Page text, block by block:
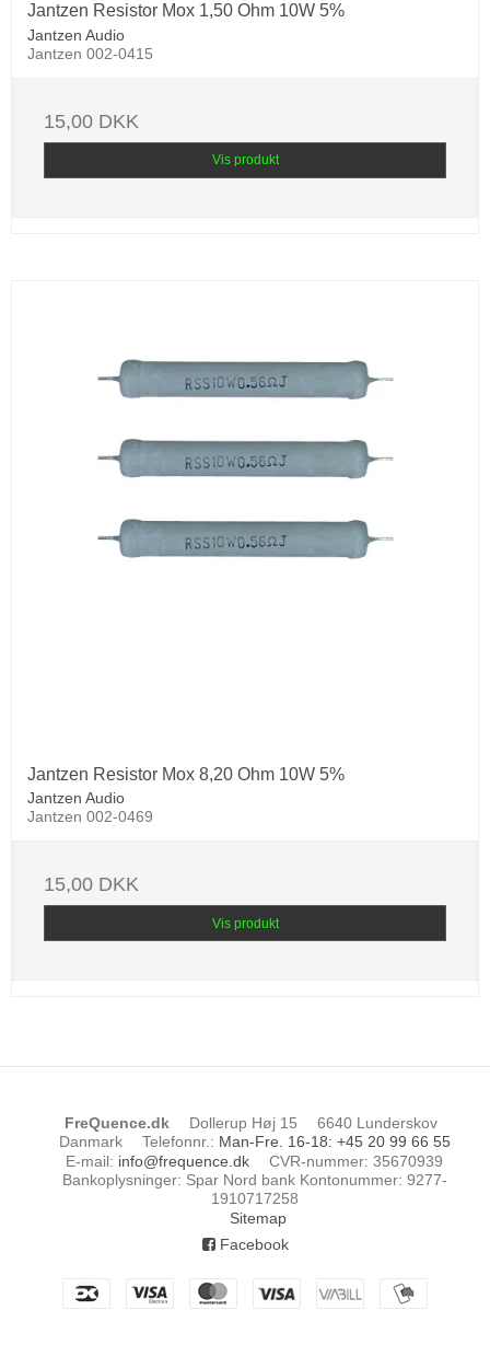
Jantzen Resistor Mox 1,50 Ohm 10W 5%
Jantzen Audio
Jantzen 002-0415
15,00 DKK
Vis produkt
Jantzen Resistor Mox 8,20 Ohm 10W 5%
Jantzen Audio
Jantzen 002-0469
15,00 DKK
Vis produkt
FreQuence.dk Dollerup Høj 15
6640 Lunderskov
Danmark
Telefonnr.: Man-Fre. 16-18: +45 20 99 66 55
E-mail: info@frequence.dk CVR-nummer: 35670939
Bankoplysninger: Spar Nord bank Kontonummer: 9277-
1910717258
Sitemap
Facebook